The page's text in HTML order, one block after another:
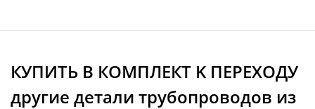
КУПИТЬ В КОМПЛЕКТ K ПЕРЕХОДУ
другие детали трубопроводов из